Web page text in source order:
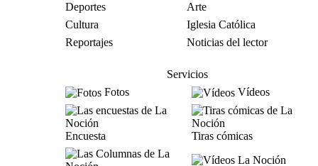
Deportes
Arte
Cultura
Iglesia Católica
Reportajes
Noticias del lector
Servicios
Fotos
Vídeos
Encuesta Tiras cómicas